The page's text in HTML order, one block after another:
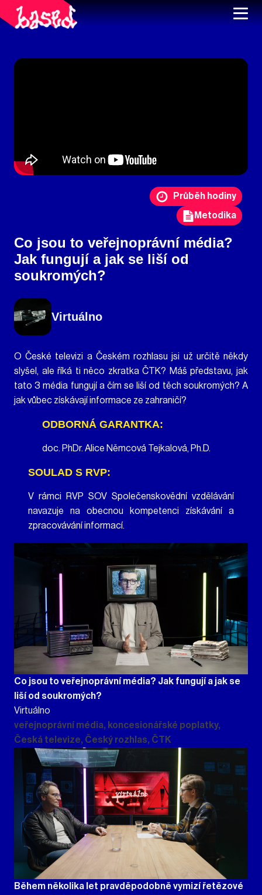
Průběh hodiny
Metodika
Co jsou to veřejnoprávní média?
Jak fungují a jak se liší od
soukromých?
Virtuálno
O České televizi a Českém rozhlasu jsi už určitě někdy
slyšel, ale říká ti něco zkratka ČTK? Máš představu, jak
tato 3 média fungují a čím se liší od těch soukromých? A
jak vůbec získávají informace ze zahraničí?
ODBORNÁ GARANTKA:
doc. PhDr. Alice Němcová Tejkalová, Ph.D.
SOULAD S RVP:
V rámci RVP SOV Společenskovědní vzdělávání
navazuje na obecnou kompetenci získávání a
zpracovávání informací.
Co jsou to veřejnoprávní média? Jak fungují a jak se
liší od soukromých?
Virtuálno
veřejnoprávní média, koncesionářské poplatky,
Česká televize, Český rozhlas, ČTK
Během několika let pravděpodobně vymizí řetězové